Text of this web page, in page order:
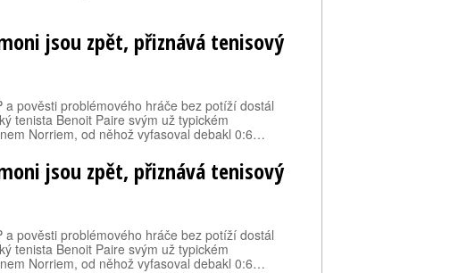
jsou zpět, přiznává tenisový
pověsti problémového hráče bez potíží dostál
tenista Benoit Paire svým už typickém
Norriem, od něhož vyfasoval debakl 0:6…
jsou zpět, přiznává tenisový
pověsti problémového hráče bez potíží dostál
tenista Benoit Paire svým už typickém
Norriem, od něhož vyfasoval debakl 0:6…